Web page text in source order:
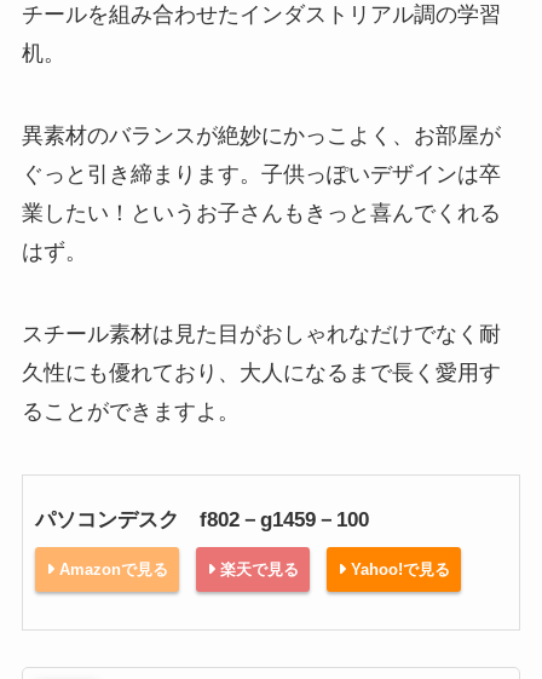
チールを組み合わせたインダストリアル調の学習
机。
異素材のバランスが絶妙にかっこよく、お部屋が
ぐっと引き締まります。子供っぽいデザインは卒
業したい！というお子さんもきっと喜んでくれる
はず。
スチール素材は見た目がおしゃれなだけでなく耐
久性にも優れており、大人になるまで長く愛用す
ることができますよ。
パソコンデスク f802－g1459－100
Amazonで見る 楽天で見る Yahoo!で見る